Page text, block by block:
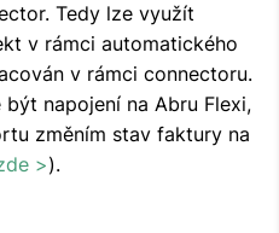
Tedy lze využít
v rámci automatického
v rámci connectoru.
napojení na Abru Flexi,
změním stav faktury na
>).